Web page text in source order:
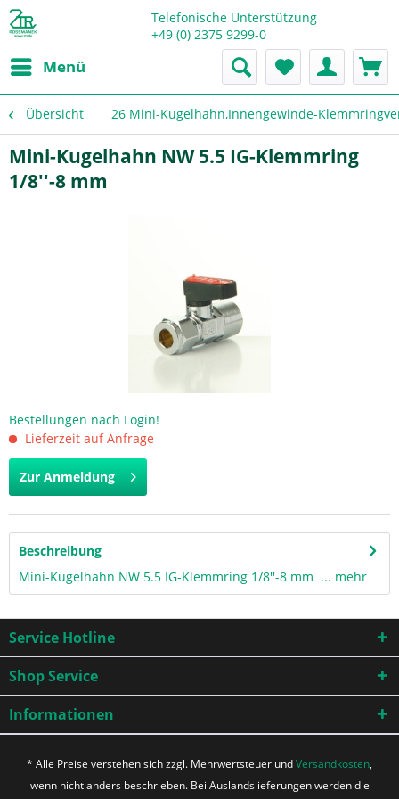
Telefonische Unterstützung
+49 (0) 2375 9299-0
Menü
Übersicht 26 Mini-Kugelhahn,Innengewinde-
Mini-Kugelhahn NW 5.5 IG-Klemmring
1/8''-8 mm
Bestellungen nach Login!
Lieferzeit auf Anfrage
Zur Anmeldung
Beschreibung
Mini-Kugelhahn NW 5.5 IG-Klemmring 1/8''-8 mm ... mehr
Service Hotline
Shop Service
Informationen
* Alle Preise verstehen sich zzgl. Mehrwertsteuer undVersandkosten,
wenn nicht anders beschrieben. Bei Auslandslieferungen werden die